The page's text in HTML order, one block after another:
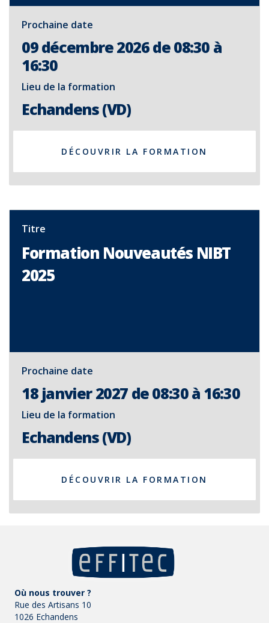
Prochaine date
09 décembre 2026 de 08:30 à
16:30
Lieu de la formation
Echandens (VD)
DÉCOUVRIR LA FORMATION
Titre
Formation Nouveautés NIBT
2025
Prochaine date
18 janvier 2027 de 08:30 à 16:30
Lieu de la formation
Echandens (VD)
DÉCOUVRIR LA FORMATION
Où nous trouver ?
Rue des Artisans 10
1026 Echandens